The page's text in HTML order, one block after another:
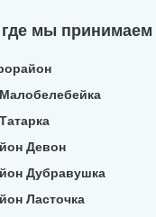
мы
Девон
Дубравушка
Ласточка